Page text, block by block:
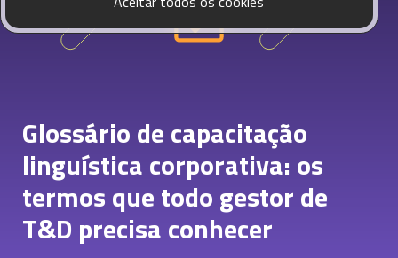
Glossário de capacitação
linguística corporativa: os
termos que todo gestor de
T&D precisa conhecer